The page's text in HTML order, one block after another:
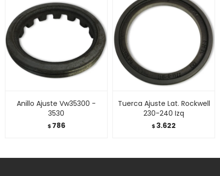
Anillo Ajuste Vw35300 -
3530
$ 786
Tuerca Ajuste Lat. Rockwell
230-240 Izq
$3.622